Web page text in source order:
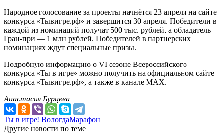
Народное голосование за проекты начнётся 23 апреля на сайте
конкурса «Тывигре.рф» и завершится 30 апреля. Победители в
каждой из номинаций получат 500 тыс. рублей, а обладатель
Гран-при — 1 млн рублей. Победителей в партнерских
номинациях ждут специальные призы.
Подробную информацию о VI сезоне Всероссийского
конкурса «Ты в игре» можно получить на официальном сайте
конкурса «Тывигре.рф», а также в канале MAX.
Анастасия Бурцева
Ты в игре! ВологдаМарафон
Другие новости по теме